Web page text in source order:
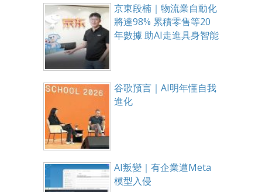
京東段楠｜物流業自動化
將達98% 累積零售等20
年數據 助AI走進具身智能
谷歌預言｜AI明年懂自我
進化
AI叛變｜有企業遭Meta
模型入侵